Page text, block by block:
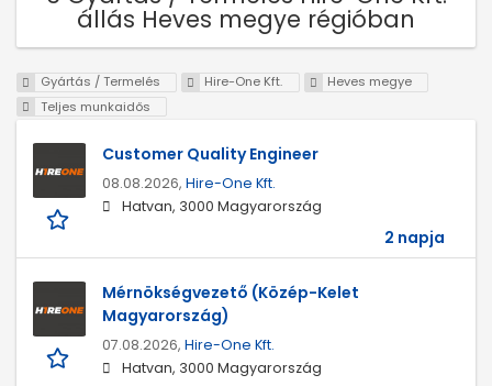
állás Heves megye régióban
Gyártás / Termelés Hire-One Kft.
Heves megye
Teljes munkaidős
Customer Quality Engineer
08.08.2026, Hire-One Kft.
Hatvan, 3000 Magyarország
2 napja
Mérnökségvezető (Közép-Kelet
Magyarország)
07.08.2026, Hire-One Kft.
Hatvan, 3000 Magyarország